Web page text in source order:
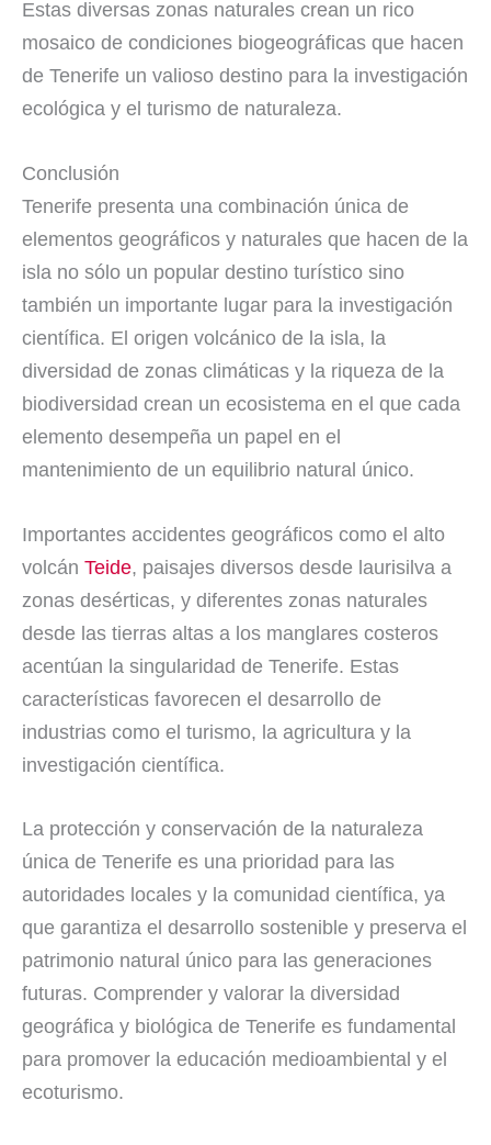
Estas diversas zonas naturales crean un rico
mosaico de condiciones biogeográficas que hacen
de Tenerife un valioso destino para la investigación
ecológica y el turismo de naturaleza.
Conclusión
Tenerife presenta una combinación única de
elementos geográficos y naturales que hacen de la
isla no sólo un popular destino turístico sino
también un importante lugar para la investigación
científica. El origen volcánico de la isla, la
diversidad de zonas climáticas y la riqueza de la
biodiversidad crean un ecosistema en el que cada
elemento desempeña un papel en el
mantenimiento de un equilibrio natural único.
Importantes accidentes geográficos como el alto
volcán Teide, paisajes diversos desde laurisilva a
zonas desérticas, y diferentes zonas naturales
desde las tierras altas a los manglares costeros
acentúan la singularidad de Tenerife. Estas
características favorecen el desarrollo de
industrias como el turismo, la agricultura y la
investigación científica.
La protección y conservación de la naturaleza
única de Tenerife es una prioridad para las
autoridades locales y la comunidad científica, ya
que garantiza el desarrollo sostenible y preserva el
patrimonio natural único para las generaciones
futuras. Comprender y valorar la diversidad
geográfica y biológica de Tenerife es fundamental
para promover la educación medioambiental y el
ecoturismo.